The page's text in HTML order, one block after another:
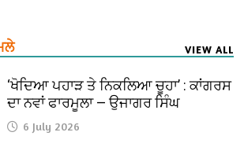
VIEW ALL
‘ਖੋਦਿਆ ਪਹਾੜ ਤੇ ਨਿਕਲਿਆ ਚੂਹਾ’ : ਕਾਂਗਰਸ
ਦਾ ਨਵਾਂ ਫਾਰਮੂਲਾ — ਉਜਾਗਰ ਸਿੰਘ
6 July 2026